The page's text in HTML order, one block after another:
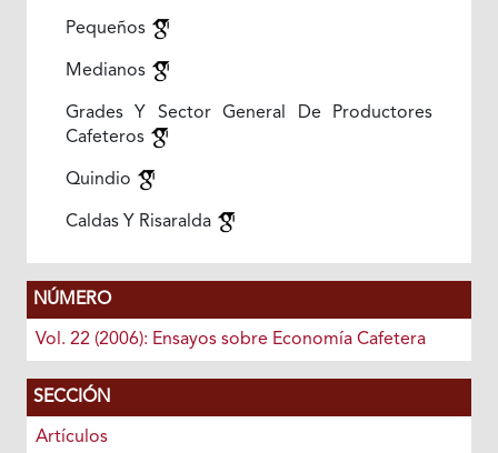
Pequeños
Medianos
Grades Y Sector General De Productores
Cafeteros
Quindio
Caldas Y Risaralda
NÚMERO
Vol. 22 (2006): Ensayos sobre Economía Cafetera
SECCIÓN
Artículos